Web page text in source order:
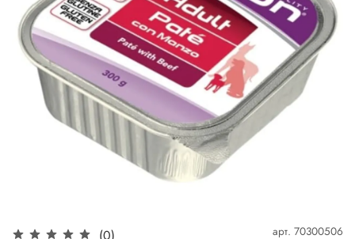
(0) арт. 70300506